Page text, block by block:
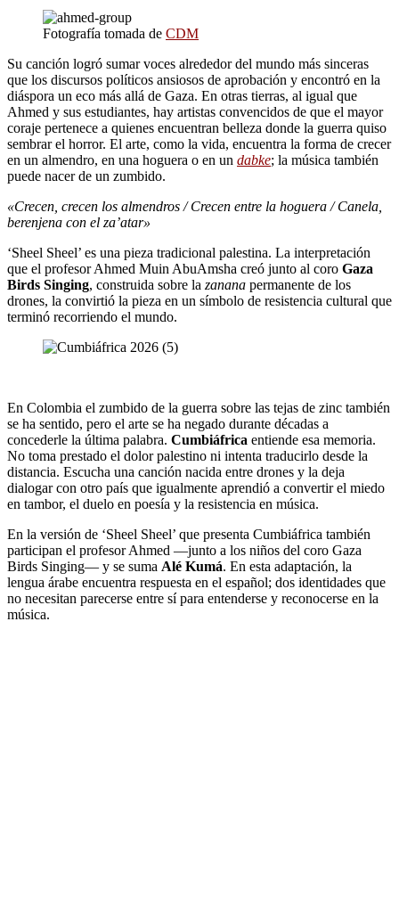
Fotografía tomada de CDM
Su canción logró sumar voces alrededor del mundo más sinceras
que los discursos políticos ansiosos de aprobación y encontró en la
diáspora un eco más allá de Gaza. En otras tierras, al igual que
Ahmed y sus estudiantes, hay artistas convencidos de que el mayor
coraje pertenece a quienes encuentran belleza donde la guerra quiso
sembrar el horror. El arte, como la vida, encuentra la forma de crecer
en un almendro, en una hoguera o en un dabke; la música también
puede nacer de un zumbido.
«Crecen, crecen los almendros / Crecen entre la hoguera / Canela,
berenjena con el za’atar»
‘Sheel Sheel’ es una pieza tradicional palestina. La interpretación
que el profesor Ahmed Muin AbuAmsha creó junto al coro Gaza
Birds Singing, construida sobre la zanana permanente de los
drones, la convirtió la pieza en un símbolo de resistencia cultural que
terminó recorriendo el mundo.
En Colombia el zumbido de la guerra sobre las tejas de zinc también
se ha sentido, pero el arte se ha negado durante décadas a
concederle la última palabra. Cumbiáfrica entiende esa memoria.
No toma prestado el dolor palestino ni intenta traducirlo desde la
distancia. Escucha una canción nacida entre drones y la deja
dialogar con otro país que igualmente aprendió a convertir el miedo
en tambor, el duelo en poesía y la resistencia en música.
En la versión de ‘Sheel Sheel’ que presenta Cumbiáfrica también
participan el profesor Ahmed —junto a los niños del coro Gaza
Birds Singing— y se suma Alé Kumá. En esta adaptación, la
lengua árabe encuentra respuesta en el español; dos identidades que
no necesitan parecerse entre sí para entenderse y reconocerse en la
música.